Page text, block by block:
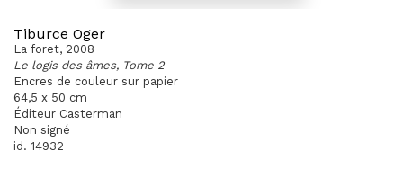
Tiburce Oger
La foret, 2008
Le logis des âmes, Tome 2
Encres de couleur sur papier
64,5 x 50 cm
Éditeur Casterman
Non signé
id. 14932